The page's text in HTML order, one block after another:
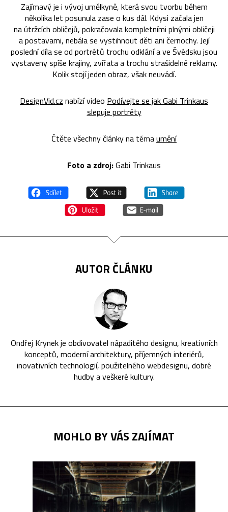
Zajímavý je i vývoj umělkyně, která svou tvorbu během
několika let posunula zase o kus dál. Kdysi začala jen
na útržcích obličejů, pokračovala kompletními plnými obličeji
a postavami, nebála se vystihnout děti ani černochy. Její
poslední díla se od portrétů trochu odklání a ve Švédsku jsou
vystaveny spíše krajiny, zvířata a trochu strašidelné reklamy.
Kolik stojí jeden obraz, však neuvádí.
DesignVid.cz nabízí video Podívejte se jak Gabi Trinkaus
slepuje portréty
Čtěte všechny články na témaumění
Foto a zdroj:Gabi Trinkaus
AUTOR ČLÁNKU
Ondřej Krynek je obdivovatel nápaditého designu, kreativních
konceptů, moderní architektury, příjemných interiérů,
inovativních technologií, použitelného webdesignu, dobré
hudby a veškeré kultury.
MOHLO BY VÁS ZAJÍMAT